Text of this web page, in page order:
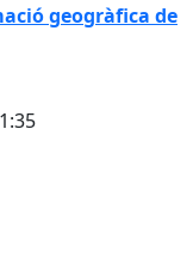
geogràfica de